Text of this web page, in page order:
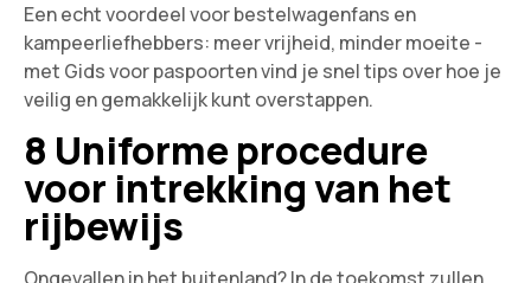
Een echt voordeel voor bestelwagenfans en
kampeerliefhebbers: meer vrijheid, minder moeite -
met Gids voor paspoortenvind je snel tips over hoe je
veilig en gemakkelijk kunt overstappen.
8 Uniforme procedure
voor intrekking van het
rijbewijs